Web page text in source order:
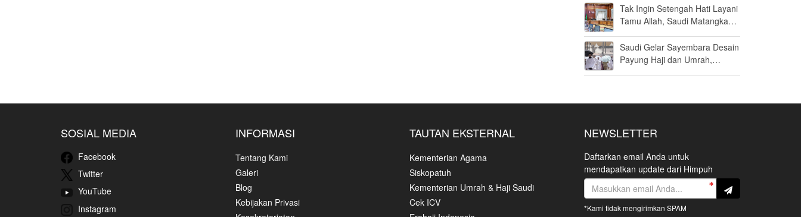
Persen di MK
Tak Ingin Setengah Hati Layani
Tamu Allah, Saudi Matangkan
Saudi Gelar Sayembara Desain
Payung Haji dan Umrah,
SOSIAL MEDIA
Facebook
Twitter
YouTube
Instagram
INFORMASI
Tentang Kami
Galeri
Blog
Kebijakan Privasi
TAUTAN EKSTERNAL
Kementerian Agama
Siskopatuh
Kementerian Umrah & Haji Saudi
Cek ICV
NEWSLETTER
Daftarkan email Anda untuk
mendapatkan update dari Himpuh
*Kami tidak mengirimkan SPAM